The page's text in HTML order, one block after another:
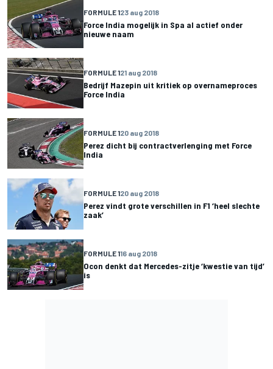
FORMULE 123 aug 2018
Force India mogelijk in Spa al actief onder
nieuwe naam
FORMULE 121 aug 2018
Bedrijf Mazepin uit kritiek op overnameproces
Force India
FORMULE 120 aug 2018
Perez dicht bij contractverlenging met Force
India
FORMULE 120 aug 2018
Perez vindt grote verschillen in F1 ‘heel slechte
zaak’
FORMULE 116 aug 2018
Ocon denkt dat Mercedes-zitje ‘kwestie van tijd’
is